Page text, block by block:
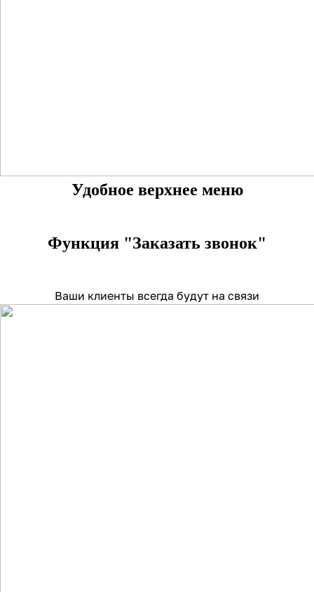
Удобное верхнее меню
Функция "Заказать звонок"
Ваши клиенты всегда будут на связи